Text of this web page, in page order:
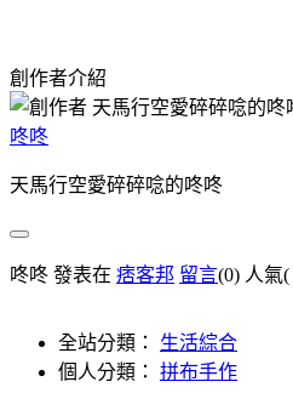
創作者介紹
咚咚
天馬行空愛碎碎唸的咚咚
咚咚 發表在 痞客邦 留言(0) 人氣(
全站分類： 生活綜合
個人分類： 拼布手作